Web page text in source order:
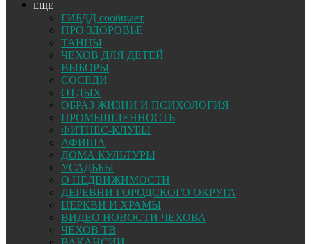
ЕЩЕ
ГИБДД сообщает
ПРО ЗДОРОВЬЕ
ТАНЦЫ
ЧЕХОВ ДЛЯ ДЕТЕЙ
ВЫБОРЫ
СОСЕДИ
ОТДЫХ
ОБРАЗ ЖИЗНИ И ПСИХОЛОГИЯ
ПРОМЫШЛЕННОСТЬ
ФИТНЕС-КЛУБЫ
АФИША
ДОМА КУЛЬТУРЫ
УСАДЬБЫ
О НЕДВИЖИМОСТИ
ДЕРЕВНИ ГОРОДСКОГО ОКРУГА
ЦЕРКВИ И ХРАМЫ
ВИДЕО НОВОСТИ ЧЕХОВА
ЧЕХОВ ТВ